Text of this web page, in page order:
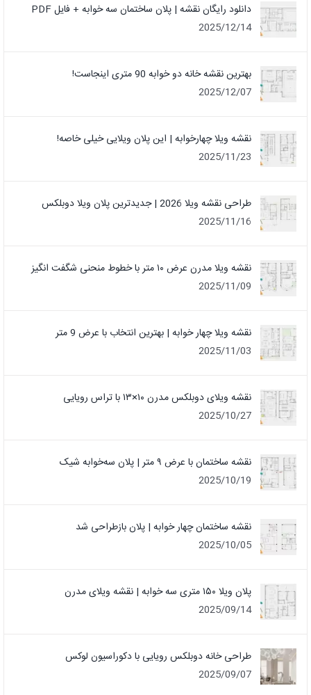
دانلود رایگان نقشه | پلان ساختمان سه خوابه + فایل PDF
2025/12/14
بهترین نقشه خانه دو خوابه 90 متری اینجاست!
2025/12/07
نقشه ویلا چهارخوابه | این پلان ویلایی خیلی خاصه!
2025/11/23
طراحی نقشه ویلا 2026 | جدیدترین پلان ویلا دوبلکس
2025/11/16
نقشه ویلا مدرن عرض ۱۰ متر با خطوط منحنی شگفت انگیز
2025/11/09
نقشه ویلا چهار خوابه | بهترین انتخاب با عرض 9 متر
2025/11/03
نقشه ویلای دوبلکس مدرن ۱۰×۱۳ با تراس رویایی
2025/10/27
نقشه ساختمان با عرض ۹ متر | پلان سه‌خوابه شیک
2025/10/19
نقشه ساختمان چهار خوابه | پلان بازطراحی شد
2025/10/05
پلان ویلا ۱۵۰ متری سه خوابه | نقشه ویلای مدرن
2025/09/14
طراحی خانه دوبلکس رویایی با دکوراسیون لوکس
2025/09/07